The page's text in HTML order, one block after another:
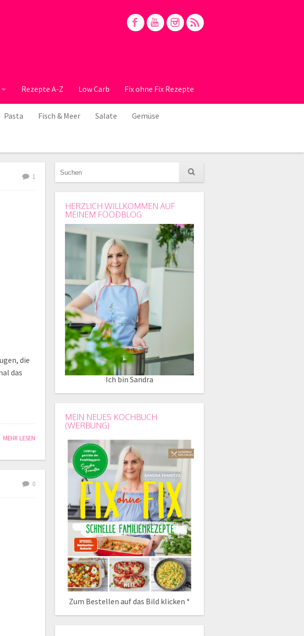
Rezepte A-Z Low Carb Fix ohne Fix Rezepte
Pasta Fisch & Meer Salate Gemüse
1
die
das
MEHR LESEN
0
HERZLICH WILLKOMMEN AUF
MEINEM FOODBLOG
Ich bin Sandra
MEIN NEUES KOCHBUCH
(WERBUNG)
Zum Bestellen auf das Bild klicken *